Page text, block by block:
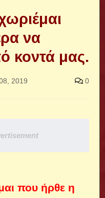
να
κοντά μας.
2019 0
που ήρθε η